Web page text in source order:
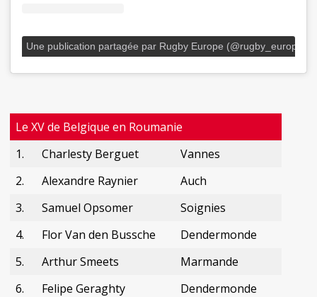
Une publication partagée par Rugby Europe (@rugby_europe)
Le XV de Belgique en Roumanie
1.
Charlesty Berguet
Vannes
2.
Alexandre Raynier
Auch
3.
Samuel Opsomer
Soignies
4.
Flor Van den Bussche
Dendermonde
5.
Arthur Smeets
Marmande
6.
Felipe Geraghty
Dendermonde